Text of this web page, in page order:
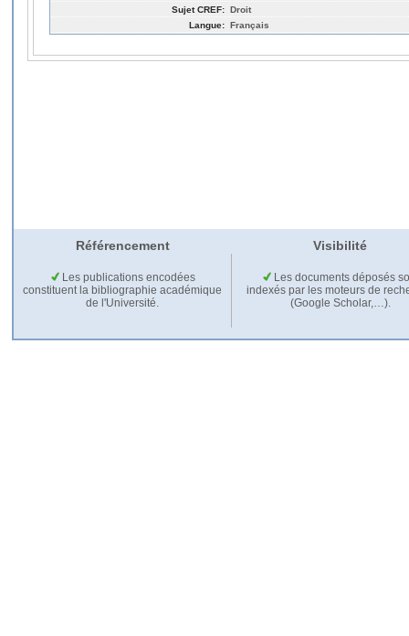
Sujet CREF: Droit
Langue: Français
Référencement Visibilité
Les publications encodées
constituent la bibliographie académique
de l'Université.
Les documents déposés
indexés par les moteurs de
(Google Scholar,…).